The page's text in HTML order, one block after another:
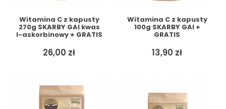
Witamina C z kapusty
270g SKARBY GAI kwas
l-askorbinowy + GRATIS
26,00 zł
Witamina C z kapusty
100g SKARBY GAI +
GRATIS
13,90 zł